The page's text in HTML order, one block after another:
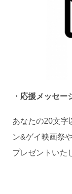
・応援メッセー
あなたの20文字
ン&ゲイ映画祭
プレゼントいた